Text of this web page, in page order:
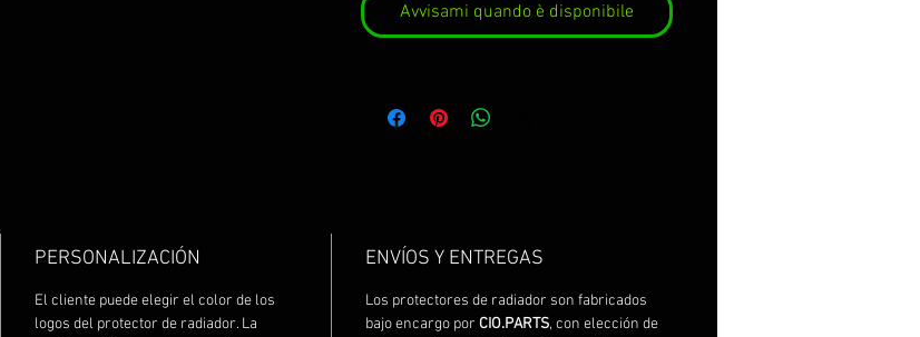
Avvisami quando è disponibile
PERSONALIZACIÓN
El cliente puede elegir el color de los
logos del protector de radiador. La
ENVÍOS Y ENTREGAS
Los protectores de radiador son fabricados
bajo encargo por CIO.PARTS, con elección de